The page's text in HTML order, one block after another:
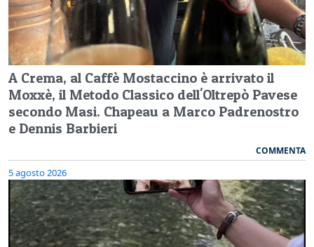
A Crema, al Caffè Mostaccino è arrivato il
Moxxè, il Metodo Classico dell'Oltrepò Pavese
secondo Masi. Chapeau a Marco Padrenostro
e Dennis Barbieri
COMMENTA
5 agosto 2026